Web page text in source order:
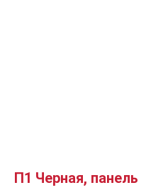
П1 Черная, панель